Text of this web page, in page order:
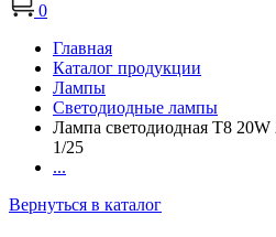
0
Главная
Каталог продукции
Лампы
Светодиодные лампы
Лампа светодиодная Т8
1/25
...
Вернуться в каталог